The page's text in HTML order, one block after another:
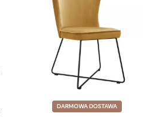
DARMOWA DOSTAWA